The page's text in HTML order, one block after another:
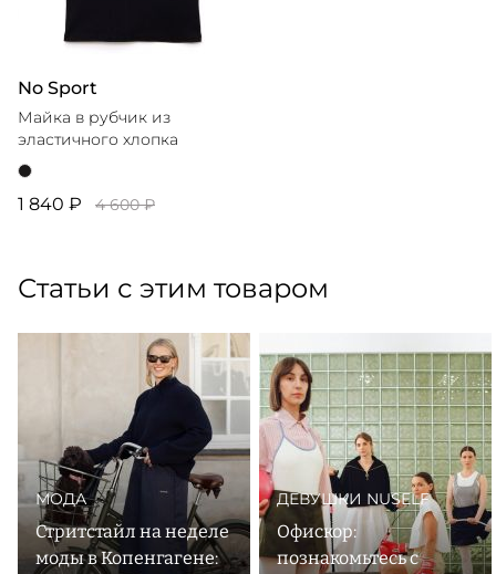
No Sport
Майка в рубчик из
эластичного хлопка
1 840 ₽ 4 600 ₽
Статьи с этим товаром
МОДА
Стритстайл на неделе
моды в Копенгагене:
ДЕВУШКИ NUSELF
Офискор:
познакомьтесь с